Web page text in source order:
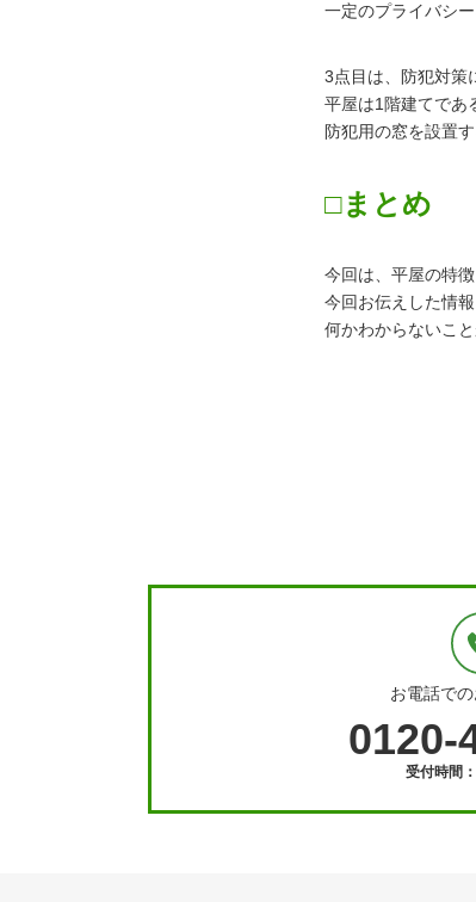
一定のプライバシ
3点目は、防犯対策
平屋は1階建てであ
防犯用の窓を設置
□まとめ
今回は、平屋の特
今回お伝えした情
何かわからないこ
お電話で
0120-
受付時間